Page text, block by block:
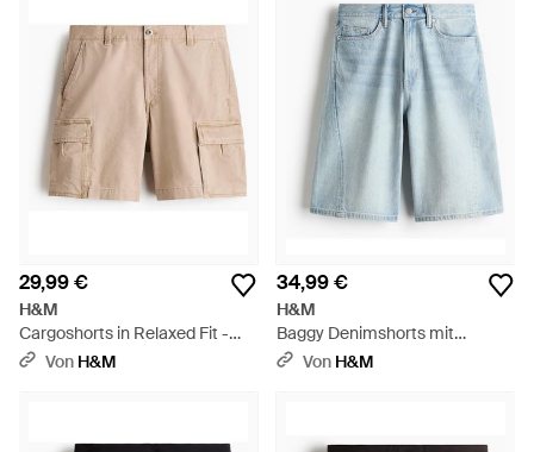
29,99 €
H&M
Cargoshorts in Relaxed Fit -
Natur
Von H&M
34,99 €
H&M
Baggy Denimshorts mit
Twistdetail - Blau
Von H&M